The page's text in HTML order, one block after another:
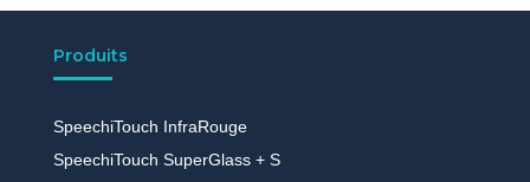
Produits
SpeechiTouch InfraRouge
SpeechiTouch SuperGlass + S